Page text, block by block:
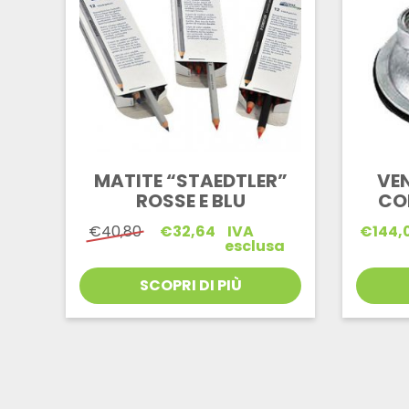
MATITE “STAEDTLER”
ROSSE E BLU
€40,80 Il
prezzo
era:
€40,80.
€32,64
Il
prezzo
è:
€32,64.
IVA
esclusa
SCOPRI DI PIÙ
€